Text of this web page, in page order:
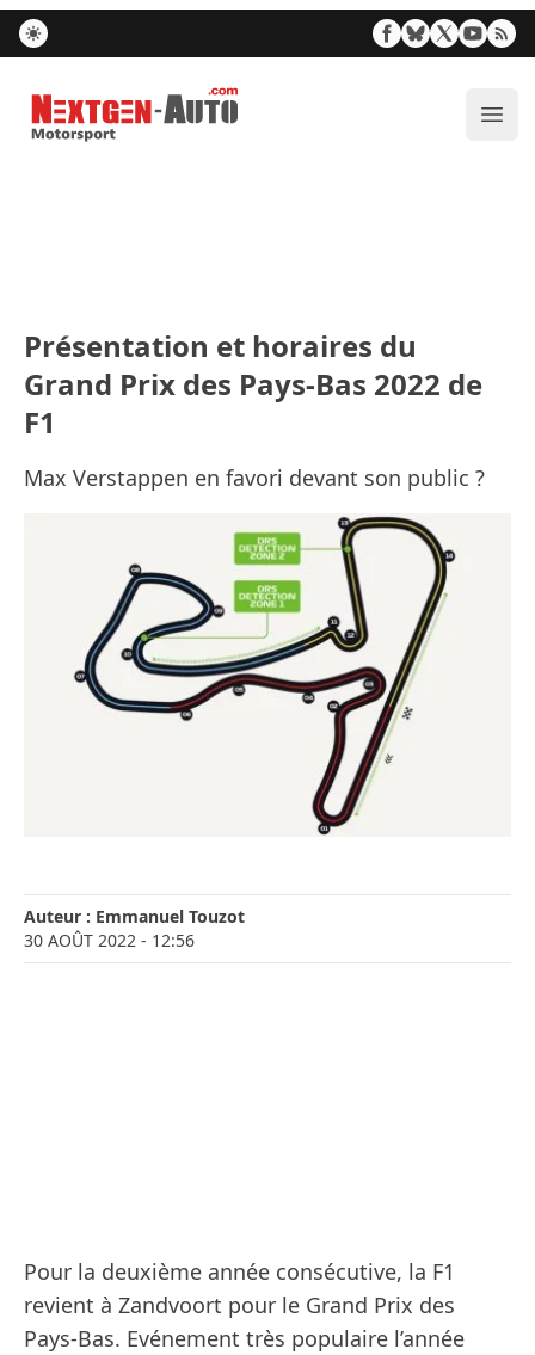
Nextgen-Auto.com
Présentation et horaires du
Grand Prix des Pays-Bas 2022 de
F1
Max Verstappen en favori devant son public ?
Auteur : Emmanuel Touzot
30 AOÛT 2022 - 12:56
Pour la deuxième année consécutive, la F1
revient à Zandvoort pour le Grand Prix des
Pays-Bas. Evénement très populaire l’année